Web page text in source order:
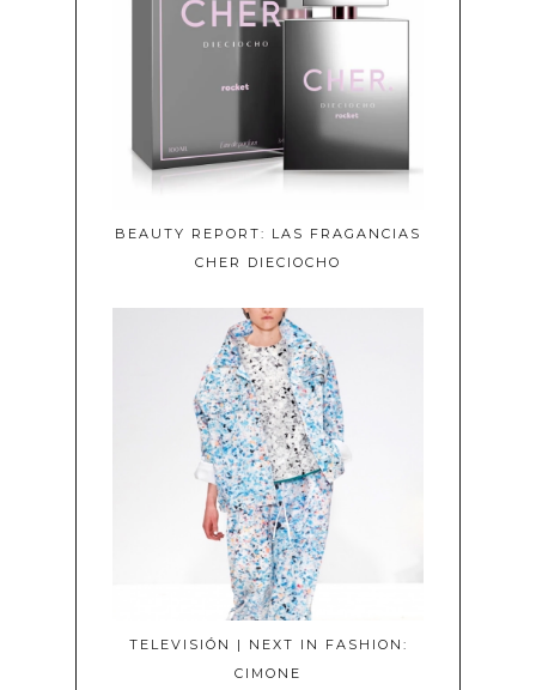
BEAUTY REPORT: LAS FRAGANCIAS
CHER DIECIOCHO
TELEVISIÓN | NEXT IN FASHION:
CIMONE